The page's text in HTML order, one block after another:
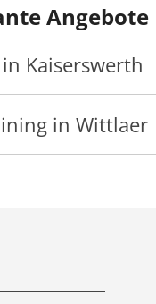
Angebote
Kaiserswerth
in Wittlaer